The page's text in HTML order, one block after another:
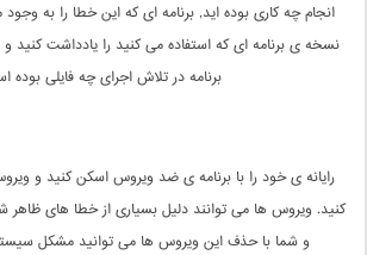
انجام چه کاری بوده اید, برنامه ای که این خطا را به
نسخه ی برنامه ای که استفاده می کنید را یادداشت کنید و
برنامه در تلاش اجرای چه فایلی بوده
رایانه ی خود را با برنامه ی ضد ویروس اسکن کنید و
کنید. ویروس ها می توانند دلیل بسیاری از خطا های
و شما با حذف این ویروس ها می توانید مشکل